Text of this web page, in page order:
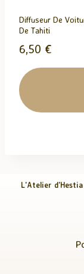
Diffuseur De
De Tahiti
6,50 €
L'Atelier d'Hestia